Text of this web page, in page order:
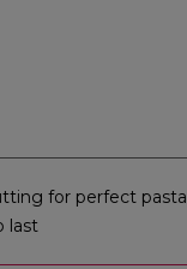
for perfect pasta
last